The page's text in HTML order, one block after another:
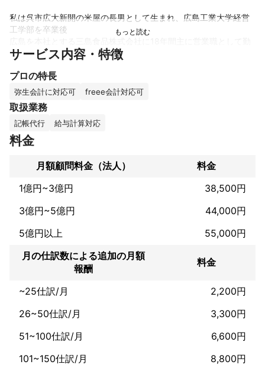
私は呉市広大新開の米屋の長男として生まれ、広島工業大学経営
工学部を卒業後
め、その後広島の香取会計事務所、
渋谷区の中田公認会計士事務所、
中田ﾋﾞｼﾞﾈｽｺﾝｻﾙﾃｨﾝｸﾞで主に会計のコンサルタントとして、不動産
を中心とした資産税、
株式会社の経営、社長の個人資産のコンサル、非営利法人の運営
に従事してました。
法人の節税等のコンサルタントの経験もあります。
また税理士資格の他、お金の相談のプロであるﾌｧｲﾅﾝｼｬﾙﾌﾟﾗﾝﾅｰの
最高峰の資格であるFP1級を取得しておりかつCFP®のライセンス
もあります。
税金を中心とした経営コンサルタントについて是非私におまかせ
ください。
非営利法人(公益財団法人2件、公益社団法人1件、社会福祉法人1
個人資産課税のコンサル、税理士補助、内閣府立入検査（実績3
回）、税務調査対応（実績5回、内1回は国税局調査対応）、相続
での相続税評価の算定、法人が中心的な同族株主から株を買い取
アピールポイント
★当事務所の強みはづばり3点です。
１，数字に強い
今までの経験から、様々な顧客から損益シミュレーション等依頼
サービス内容・特徴
プロの特長
弥生会計に対応可 freee会計対応可
取扱業務
記帳代行 給与計算対応
料金
月額顧問料金（法人）
料金
1億円~3億円
38,500円
3億円~5億円
44,000円
5億円以上
55,000円
月の仕訳数による追加の月額
報酬
料金
~25仕訳/月
2,200円
26~50仕訳/月
3,300円
51~100仕訳/月
6,600円
101~150仕訳/月
8,800円